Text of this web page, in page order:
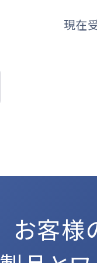
現在
お客様